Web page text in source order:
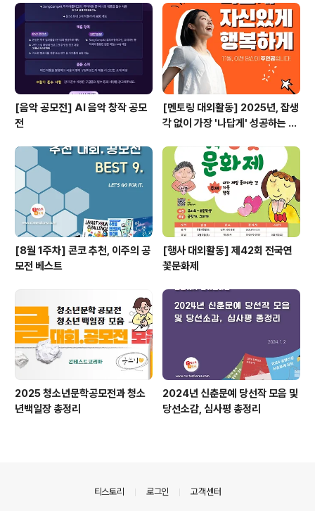
[음악 공모전] AI 음악 창작 공모
전
[멘토링 대외활동] 2025년, 잡생
각 없이 가장 '나답게' 성공하는 법
[8월 1주차] 콘코 추천, 이주의 공
모전 베스트
[행사 대외활동] 제42회 전국연
꽃문화제
2025 청소년문학공모전과 청소
년백일장 총정리
2024년 신춘문예 당선작 모음 및
당선소감, 심사평 총정리
티스토리 로그인 고객센터